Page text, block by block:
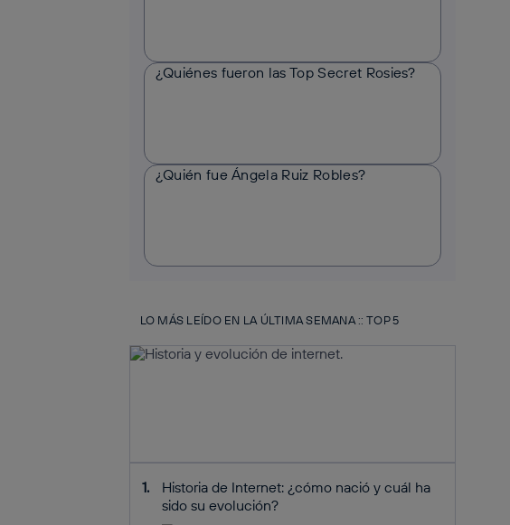
¿Quiénes fueron las Top Secret Rosies?
¿Quién fue Ángela Ruiz Robles?
LO MÁS LEÍDO EN LA ÚLTIMA SEMANA :: TOP 5
Historia de Internet: ¿cómo nació y cuál ha
sido su evolución?